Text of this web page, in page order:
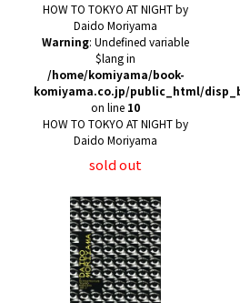
HOW TO TOKYO AT NIGHT by
Daido Moriyama
Warning: Undefined variable
$lang in
/home/komiyama/book-
komiyama.co.jp/public_html/
on line 10
HOW TO TOKYO AT NIGHT by
Daido Moriyama
sold out